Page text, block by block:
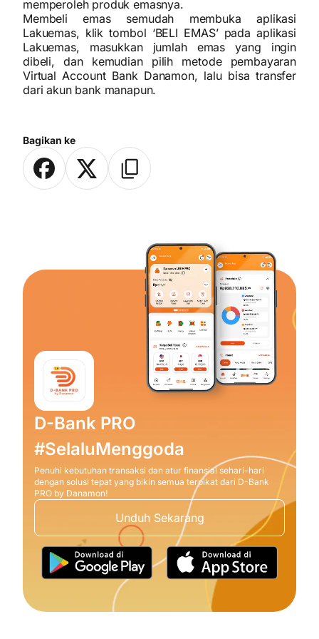
Bagikan ke
memperoleh produk emasnya.
Membeli emas semudah membuka aplikasi
Lakuemas, klik tombol ‘BELI EMAS’ pada aplikasi
Lakuemas, masukkan jumlah emas yang ingin
dibeli, dan kemudian pilih metode pembayaran
Virtual Account Bank Danamon, lalu bisa transfer
dari akun bank manapun.
D-Bank PRO
#SelaluMenggoda
Penuhi kebutuhan transaksi dan atur finansial sehari-hari
dengan solusi tepat yang bikin semua terpikat dari D-Bank
PRO by Danamon!
Unduh Sekarang